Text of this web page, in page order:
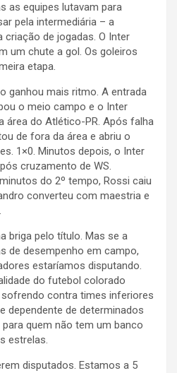
as equipes lutavam para
pela intermediária – a
de jogadas. O Inter
um chute a gol. Os goleiros
etapa.
ganhou mais ritmo. A entrada
o meio campo e o Inter
área do Atlético-PR. Após falha
de fora da área e abriu o
1×0. Minutos depois, o Inter
cruzamento de WS.
do 2º tempo, Rossi caiu
converteu com maestria e
briga pelo título. Mas se a
de desempenho em campo,
estaríamos disputando.
do futebol colorado
contra times inferiores
dependente de determinados
quem não tem um banco
estrelas.
disputados. Estamos a 5